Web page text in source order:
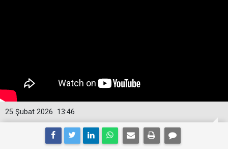
13:46
25 Şubat 2026